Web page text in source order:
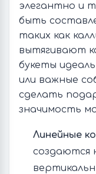
элегантно и
быть
таких как
вытягивают
букеты
или важные
сделать
значимость
Линейные
создаются